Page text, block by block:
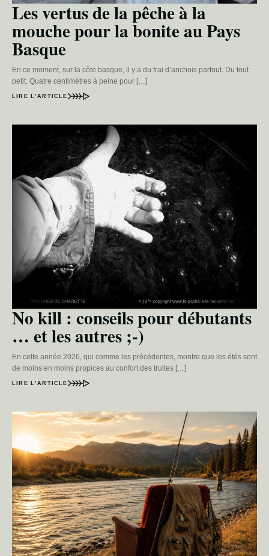
Les vertus de la pêche à la
mouche pour la bonite au Pays
Basque
En ce moment, sur la côte basque, il y a du frai d’anchois partout. Du tout
petit. Quatre centimètres à peine pour […]
LIRE L’ARTICLE
No kill : conseils pour débutants
… et les autres ;-)
En cette année 2026, qui comme les précédentes, montre que les étés sont
de moins en moins propices au confort des truites […]
LIRE L’ARTICLE